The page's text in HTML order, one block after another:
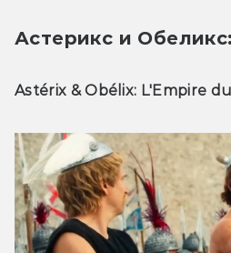
Астерикс и
Astérix & Obélix: L'Empire